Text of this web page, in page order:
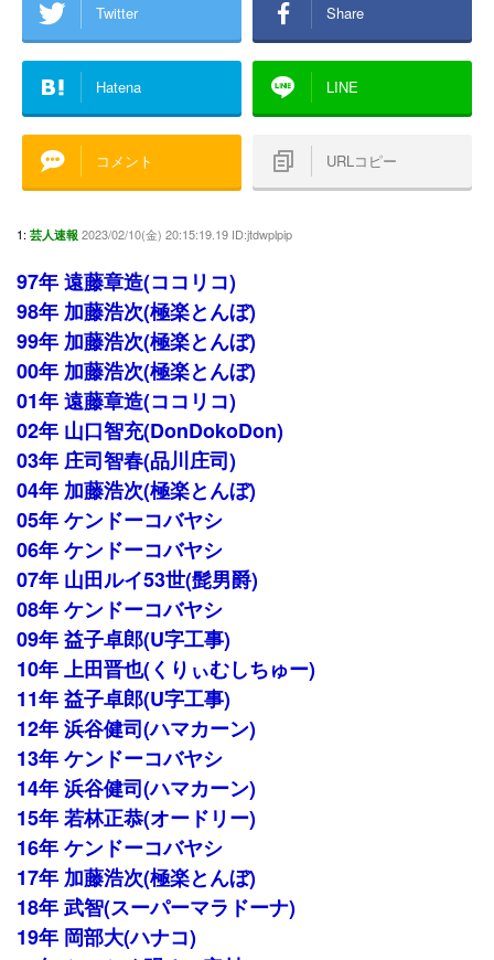
Twitter Share
Hatena LINE
コメント URLコピー
1: 芸人速報 2023/02/10(金) 20:15:19.19 ID:jtdwplpip
97年 遠藤章造(ココリコ)
98年 加藤浩次(極楽とんぼ)
99年 加藤浩次(極楽とんぼ)
00年 加藤浩次(極楽とんぼ)
01年 遠藤章造(ココリコ)
02年 山口智充(DonDokoDon)
03年 庄司智春(品川庄司)
04年 加藤浩次(極楽とんぼ)
05年 ケンドーコバヤシ
06年 ケンドーコバヤシ
07年 山田ルイ53世(髭男爵)
08年 ケンドーコバヤシ
09年 益子卓郎(U字工事)
10年 上田晋也(くりぃむしちゅー)
11年 益子卓郎(U字工事)
12年 浜谷健司(ハマカーン)
13年 ケンドーコバヤシ
14年 浜谷健司(ハマカーン)
15年 若林正恭(オードリー)
16年 ケンドーコバヤシ
17年 加藤浩次(極楽とんぼ)
18年 武智(スーパーマラドーナ)
19年 岡部大(ハナコ)